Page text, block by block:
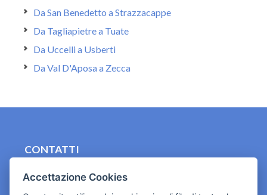
Da San Benedetto a Strazzacappe
Da Tagliapietre a Tuate
Da Uccelli a Usberti
Da Val D'Aposa a Zecca
CONTATTI
Accettazione Cookies